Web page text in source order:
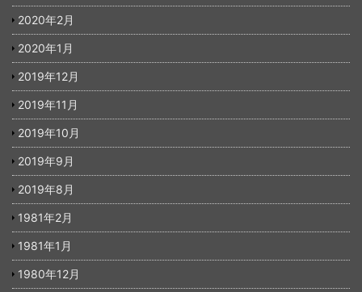
2020年2月
2020年1月
2019年12月
2019年11月
2019年10月
2019年9月
2019年8月
1981年2月
1981年1月
1980年12月